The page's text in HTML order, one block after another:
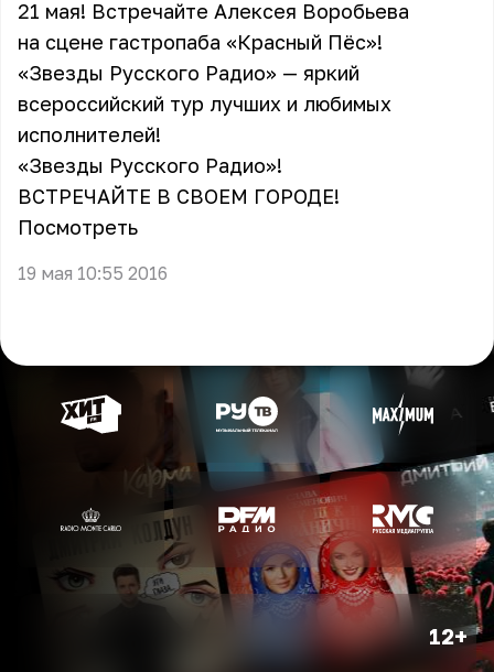
21 мая! Встречайте Алексея Воробьева
на сцене гастропаба «Красный Пёс»!
«Звезды Русского Радио» — яркий
всероссийский тур лучших и любимых
исполнителей!
«Звезды Русского Радио»!
ВСТРЕЧАЙТЕ В СВОЕМ ГОРОДЕ!
Посмотреть
19 мая 10:55 2016
12+